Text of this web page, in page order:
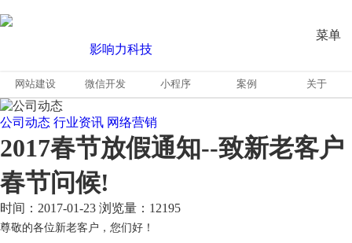
菜单
网站建设 微信开发 小程序 案例 关于
公司动态 行业资讯 网络营销
2017春节放假通知--致新老客户
春节问候!
时间：2017-01-23 浏览量：12195
尊敬的各位新老客户，您们好！